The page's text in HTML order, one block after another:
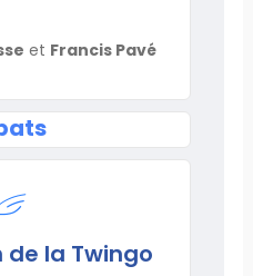
et Francis Pavé
de la Twingo